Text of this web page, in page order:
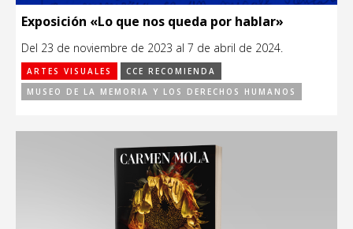
Exposición «Lo que nos queda por hablar»
Del 23 de noviembre de 2023 al 7 de abril de 2024.
ARTES VISUALES
CCE RECOMIENDA
MUSEO DE LA MEMORIA Y LOS DERECHOS HUMANOS